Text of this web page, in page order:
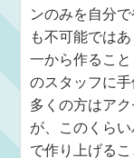
ンのみを自分
も不可能では
一から作るこ
のスタッフに
多くの方はア
が、このくら
で作り上げる